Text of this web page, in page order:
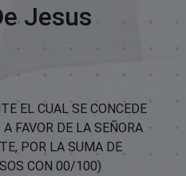
Jesus
EL CUAL SE CONCEDE
FAVOR DE LA SEÑORA
POR LA SUMA DE
CON 00/100)